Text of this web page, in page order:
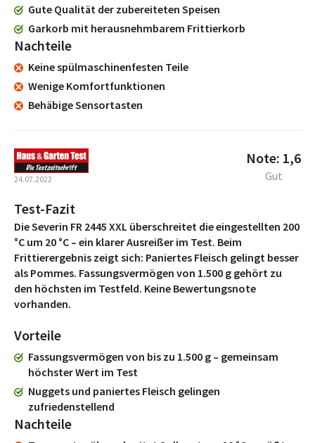
Gute Qualität der zubereiteten Speisen
Garkorb mit herausnehmbarem Frittierkorb
Nachteile
Keine spülmaschinenfesten Teile
Wenige Komfortfunktionen
Behäbige Sensortasten
24.07.2022
Note: 1,6
Gut
Test-Fazit
Die Severin FR 2445 XXL überschreitet die eingestellten 200
°C um 20 °C – ein klarer Ausreißer im Test. Beim
Frittierergebnis zeigt sich: Paniertes Fleisch gelingt besser
als Pommes. Fassungsvermögen von 1.500 g gehört zu
den höchsten im Testfeld. Keine Bewertungsnote
vorhanden.
Vorteile
Fassungsvermögen von bis zu 1.500 g – gemeinsam
höchster Wert im Test
Nuggets und paniertes Fleisch gelingen
zufriedenstellend
Nachteile